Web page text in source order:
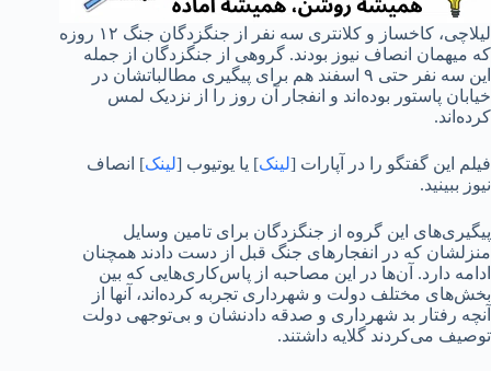
لیلاچی، کاخساز و کلانتری سه نفر از جنگزدگان جنگ ۱۲ روزه
که میهمان انصاف نیوز بودند. گروهی از جنگزدگان از جمله
این سه نفر حتی ۹ اسفند هم برای پیگیری مطالباتشان در
خیابان پاستور بوده‌اند و انفجار آن روز را از نزدیک لمس
کرده‌اند.
فیلم این گفتگو را در آپارات [لینک] یا یوتیوب [لینک] انصاف
نیوز ببینید.
پیگیری‌های این گروه از جنگزدگان برای تامین وسایل
منزلشان که در انفجار‌های جنگ قبل از دست دادند همچنان
ادامه دارد. آن‌ها در این مصاحبه از پاس‌کاری‌هایی که بین
بخش‌های مختلف دولت و شهرداری تجربه کرده‌اند، آنها از
آنچه رفتار بد شهرداری و صدقه دادنشان و بی‌توجهی دولت
توصیف می‌کردند گلایه داشتند.